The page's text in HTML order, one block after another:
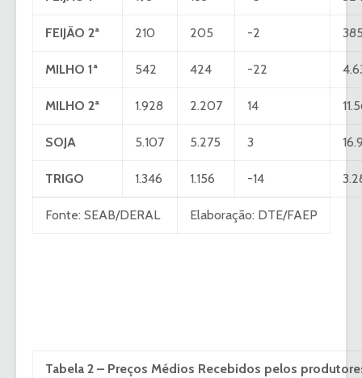
FEIJÃO 2ª 210 205 -2
MILHO 1ª 542 424 -22
MILHO 2ª 1.928 2.207 14
SOJA 5.107 5.275 3
TRIGO 1.346 1.156 -14
Fonte: SEAB/DERAL Elaboração: DTE/FAEP
Tabela 2 – Preços Médios Recebidos pelos